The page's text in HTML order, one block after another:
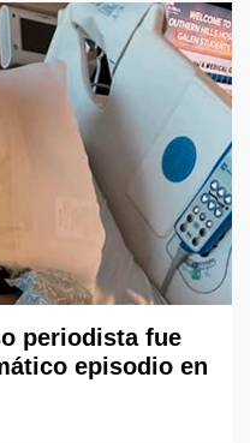
periodista fue
episodio en